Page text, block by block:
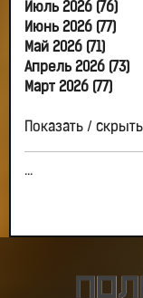
Июль 2026 (76)
Июнь 2026 (77)
Май 2026 (71)
Апрель 2026 (73)
Март 2026 (77)
Показать /
...